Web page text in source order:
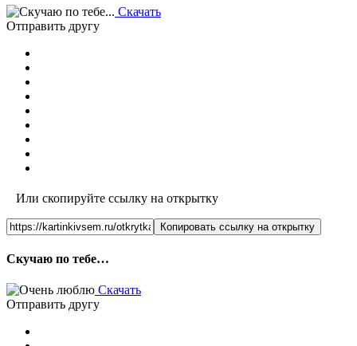
Скачать
Отправить другу
Или скопируйте ссылку на открытку
Копировать ссылку на открытку
Скучаю по тебе…
Скачать
Отправить другу